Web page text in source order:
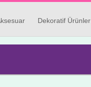
Dekoratif Ürünler